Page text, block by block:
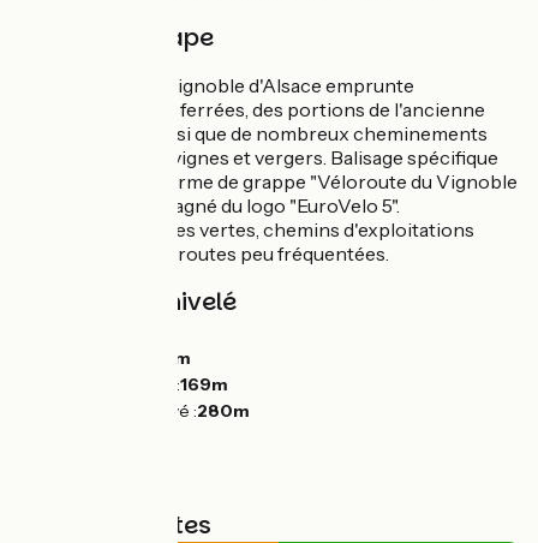
Détail de l'étape
La Véloroute du Vignoble d'Alsace emprunte
d'anciennes voies ferrées, des portions de l'ancienne
route romaine ainsi que de nombreux cheminements
revêtus entre les vignes et vergers. Balisage spécifique
avec un logo en forme de grappe "Véloroute du Vignoble
d'Alsace" accompagné du logo "EuroVelo 5".
Alternance de voies vertes, chemins d'exploitations
revêtus et petites routes peu fréquentées.
Pentes et dénivelé
244m
Point le plus bas :169m
Point le plus élevé :280m
Types de routes